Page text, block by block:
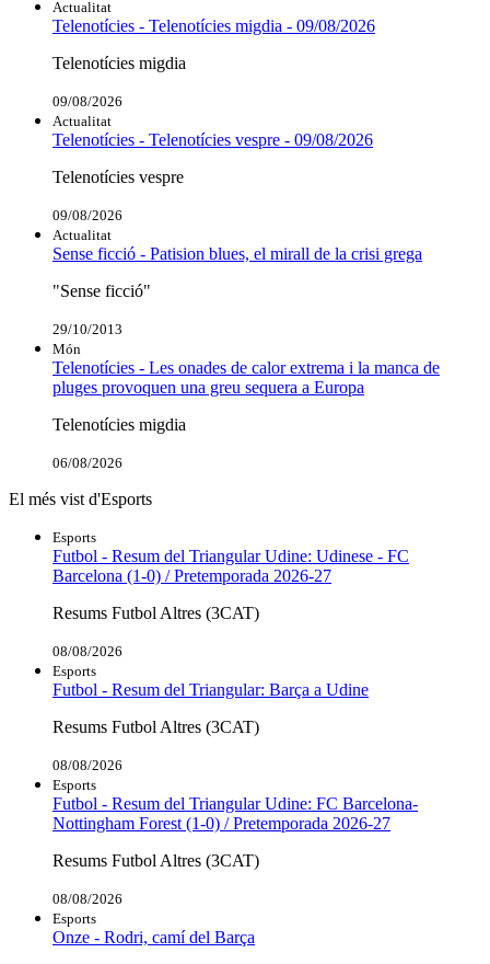
Actualitat
Telenotícies - Telenotícies migdia - 09/08/2026
Telenotícies migdia
09/08/2026
Actualitat
Telenotícies - Telenotícies vespre - 09/08/2026
Telenotícies vespre
09/08/2026
Actualitat
Sense ficció - Patision blues, el mirall de la crisi grega
"Sense ficció"
29/10/2013
Món
Telenotícies - Les onades de calor extrema i la manca de
pluges provoquen una greu sequera a Europa
Telenotícies migdia
06/08/2026
El més vist d'Esports
Esports
Futbol - Resum del Triangular Udine: Udinese - FC
Barcelona (1-0) / Pretemporada 2026-27
Resums Futbol Altres (3CAT)
08/08/2026
Esports
Futbol - Resum del Triangular: Barça a Udine
Resums Futbol Altres (3CAT)
08/08/2026
Esports
Futbol - Resum del Triangular Udine: FC Barcelona-
Nottingham Forest (1-0) / Pretemporada 2026-27
Resums Futbol Altres (3CAT)
08/08/2026
Esports
Onze - Rodri, camí del Barça